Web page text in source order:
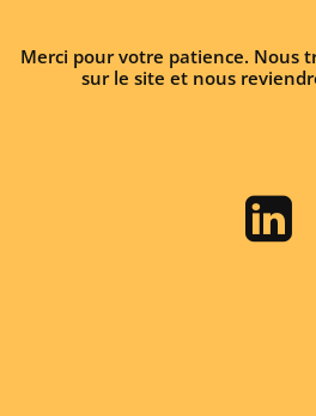
Merci pour votre patience. Nous
sur le site et nous